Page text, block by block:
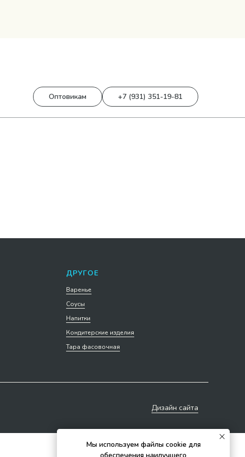
Оптовикам +7 (931) 351-19-81
Мы используем файлы cookie для
ДРУГОЕ
Варенье
Соусы
Напитки
Кондитерские изделия
Тара фасовочная
Дизайн сайта